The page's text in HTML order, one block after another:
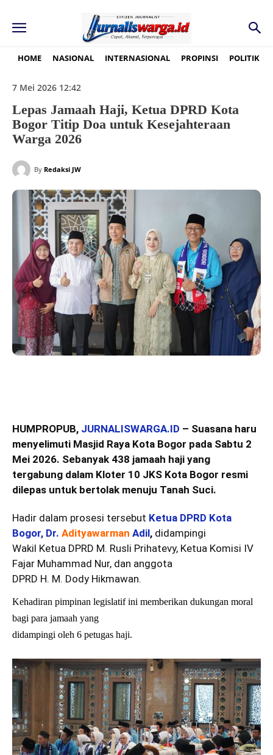
HOME NASIONAL INTERNASIONAL PROPINSI POLITIK
7 Mei 2026 12:42
Lepas Jamaah Haji, Ketua DPRD Kota
Bogor Titip Doa untuk Kesejahteraan
Warga 2026
By Redaksi JW
HUMPROPUB, JURNALISWARGA.ID – Suasana haru
menyelimuti Masjid Raya Kota Bogor pada Sabtu 2
Mei 2026. Sebanyak 438 jamaah haji yang
tergabung dalam Kloter 10 JKS Kota Bogor resmi
dilepas untuk bertolak menuju Tanah Suci.
Hadir dalam prosesi tersebut Ketua DPRD Kota
Bogor, Dr. Adityawarman Adil, didampingi
Wakil Ketua DPRD M. Rusli Prihatevy, Ketua Komisi IV
Fajar Muhammad Nur, dan anggota
DPRD H. M. Dody Hikmawan.
Kehadiran pimpinan legislatif ini memberikan dukungan moral
bagi para jamaah yang
didampingi oleh 6 petugas haji.